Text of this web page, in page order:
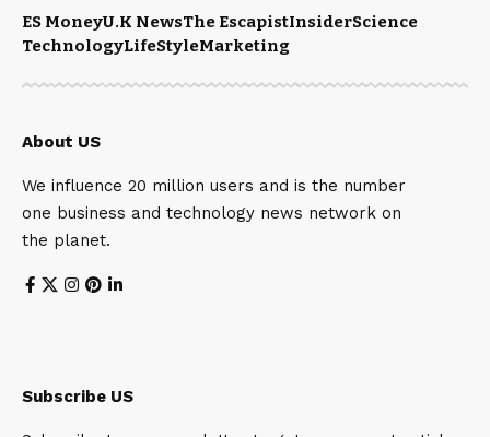
ES MoneyU.K NewsThe EscapistInsiderScience
TechnologyLifeStyleMarketing
About US
We influence 20 million users and is the number
one business and technology news network on
the planet.
Subscribe US